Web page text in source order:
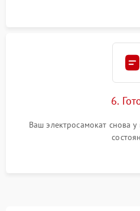
6.
Ваш электросамокат снова